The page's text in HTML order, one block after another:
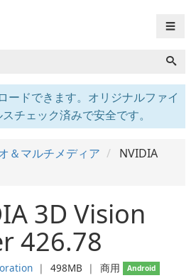
☰
ードできます。オリジナルファイ
チェック済みで安全です。
＆マルチメディア
NVIDIA
3D Vision
426.78
❘ 498MB ❘ 商用
Android